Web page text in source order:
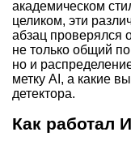
академическом
целиком, эти
абзац проверялся
не только общий
но и
метку AI, а какие
детектора.
Как работал